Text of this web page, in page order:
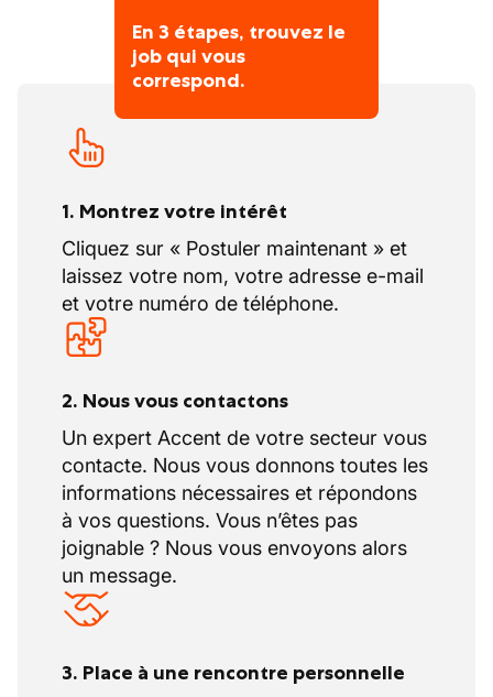
En 3 étapes, trouvez le
job qui vous
correspond.
1. Montrez votre intérêt
Cliquez sur « Postuler maintenant » et
laissez votre nom, votre adresse e-mail
et votre numéro de téléphone.
2. Nous vous contactons
Un expert Accent de votre secteur vous
contacte. Nous vous donnons toutes les
informations nécessaires et répondons
à vos questions. Vous n’êtes pas
joignable ? Nous vous envoyons alors
un message.
3. Place à une rencontre personnelle